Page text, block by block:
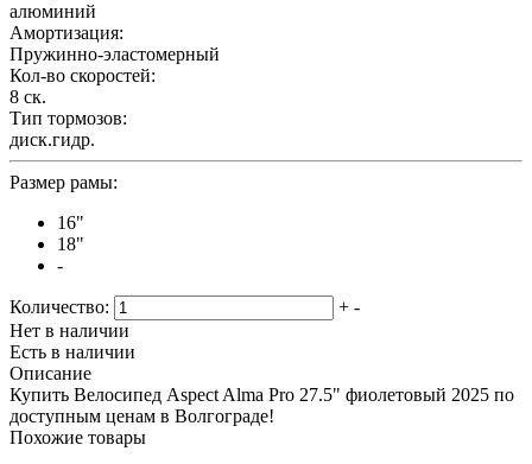
алюминий
Амортизация:
Пружинно-эластомерный
Кол-во скоростей:
8 ск.
Тип тормозов:
диск.гидр.
Размер рамы:
16"
18"
-
Количество: + -
Нет в наличии
Есть в наличии
Описание
Купить Велосипед Aspect Alma Pro 27.5" фиолетовый 2025 по
доступным ценам в Волгограде!
Похожие товары